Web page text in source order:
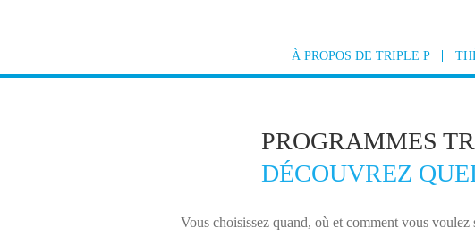
À PROPOS DE TRIPLE P
PROGRAMMES
DÉCOUVREZ
Vous choisissez quand, où et comment vous